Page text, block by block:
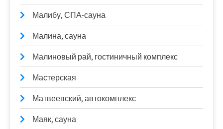
Малибу, СПА-сауна
Малина, сауна
Малиновый рай, гостиничный комплекс
Мастерская
Матвеевский, автокомплекс
Маяк, сауна